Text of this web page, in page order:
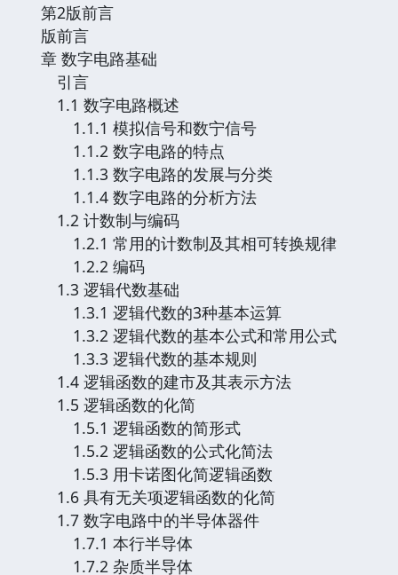
第2版前言
版前言
章 数字电路基础
引言
1.1 数字电路概述
1.1.1 模拟信号和数宁信号
1.1.2 数字电路的特点
1.1.3 数字电路的发展与分类
1.1.4 数字电路的分析方法
1.2 计数制与编码
1.2.1 常用的计数制及其相可转换规律
1.2.2 编码
1.3 逻辑代数基础
1.3.1 逻辑代数的3种基本运算
1.3.2 逻辑代数的基本公式和常用公式
1.3.3 逻辑代数的基本规则
1.4 逻辑函数的建市及其表示方法
1.5 逻辑函数的化简
1.5.1 逻辑函数的简形式
1.5.2 逻辑函数的公式化简法
1.5.3 用卡诺图化简逻辑函数
1.6 具有无关项逻辑函数的化简
1.7 数字电路中的半导体器件
1.7.1 本行半导体
1.7.2 杂质半导体